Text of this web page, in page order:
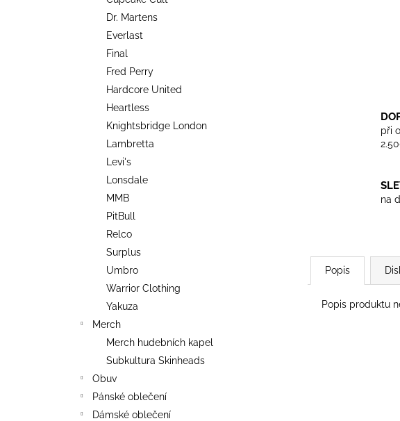
Dr. Martens
Everlast
Final
Fred Perry
Hardcore United
Heartless
Knightsbridge London
Lambretta
Levi's
Lonsdale
MMB
PitBull
Relco
Surplus
Umbro
Warrior Clothing
Yakuza
Merch
Merch hudebních kapel
Subkultura Skinheads
Obuv
Pánské oblečení
Dámské oblečení
při
na
Popis
Popis produktu
TRIKO COCKNEY REJECT - OXBLOOD
499 Kč